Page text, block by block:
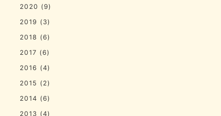
2020 (9)
2019 (3)
2018 (6)
2017 (6)
2016 (4)
2015 (2)
2014 (6)
2013 (4)